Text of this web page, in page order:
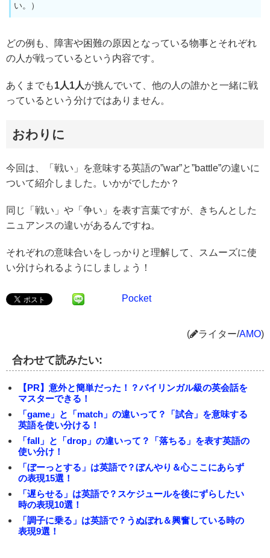
い。）
どの例も、障害や困難の原因となっている物事とそれぞれ
の人が戦っているという内容です。
あくまでも1人1人が挑んでいて、他の人の誰かと一緒に戦
っているという分けではありません。
おわりに
今回は、「戦い」を意味する英語の”war”と”battle”の違いに
ついて紹介しました。いかがでしたか？
同じ「戦い」や「争い」を表す言葉ですが、きちんとした
ニュアンスの違いがあるんですね。
それぞれの意味合いをしっかりと理解して、スムーズに使
い分けられるようにしましょう！
Pocket
( ライター/AMO)
合わせて読みたい:
【PR】意外と簡単だった！？バイリンガル級の英会話を
マスターできる！
「game」と「match」の違いって？「試合」を意味する
英語を使い分ける！
「fall」と「drop」の違いって？「落ちる」を表す英語の
使い分け！
「ぼーっとする」は英語で？ぼんやり＆心ここにあらず
の表現15選！
「遅らせる」は英語で？スケジュールを後にずらしたい
時の表現10選！
「調子に乗る」は英語で？うぬぼれ＆興奮している時の
表現9選！